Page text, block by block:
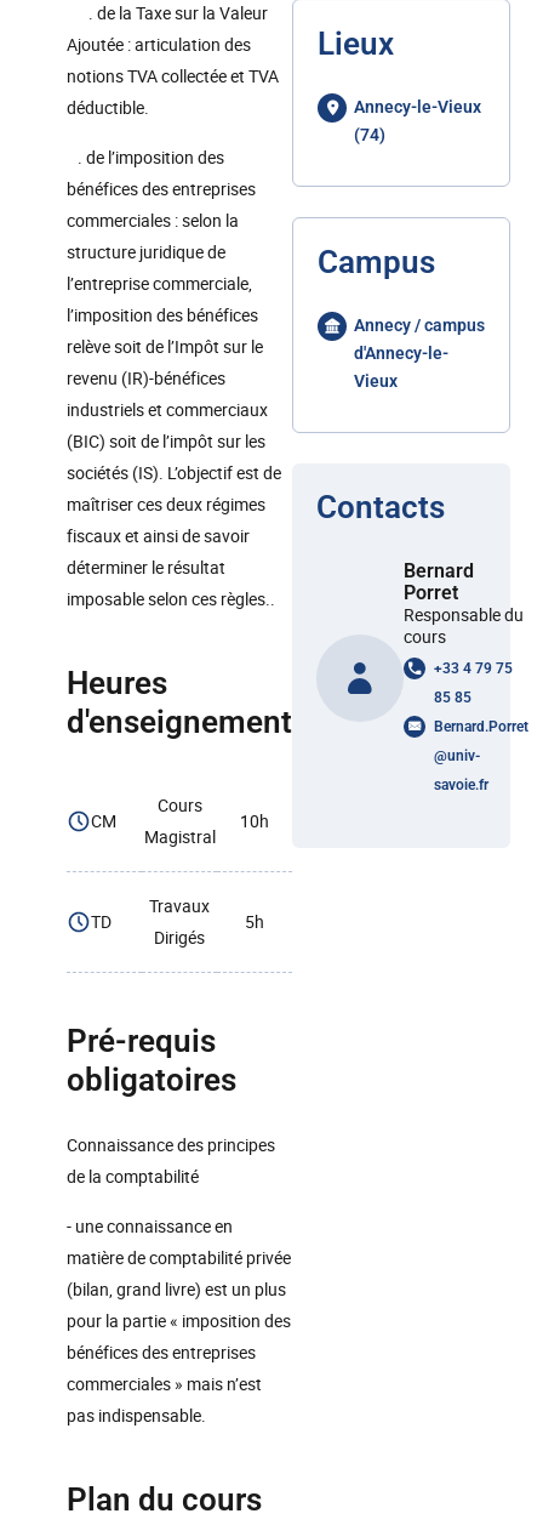
. de la Taxe sur la Valeur
Ajoutée : articulation des
notions TVA collectée et TVA
déductible.
. de l’imposition des
bénéfices des entreprises
commerciales : selon la
structure juridique de
l’entreprise commerciale,
l’imposition des bénéfices
relève soit de l’Impôt sur le
revenu (IR)-bénéfices
industriels et commerciaux
(BIC) soit de l’impôt sur les
sociétés (IS). L’objectif est de
maîtriser ces deux régimes
fiscaux et ainsi de savoir
déterminer le résultat
imposable selon ces règles..
Heures
d'enseignement
CM
Cours
Magistral
10h
TD
Travaux
Dirigés
5h
Pré-requis
obligatoires
Connaissance des principes
de la comptabilité
- une connaissance en
matière de comptabilité privée
(bilan, grand livre) est un plus
pour la partie « imposition des
bénéfices des entreprises
commerciales » mais n’est
pas indispensable.
Plan du cours
Lieux
Annecy-le-Vieux
(74)
Campus
Annecy / campus
d'Annecy-le-
Vieux
Contacts
Bernard
Porret
Responsable du
cours
+33 4 79 75
85 85
Bernard.Porret
@univ-
savoie.fr